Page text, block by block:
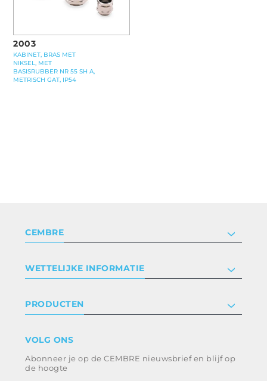
2003
KABINET, BRAS MET
NIKSEL, MET
BASISRUBBER NR 55 SH A,
METRISCH GAT, IP54
CEMBRE
Certificeringen
Werken bij ons
WETTELIJKE INFORMATIE
Algemene voorwaarden
Klokkenluiden
Ethische code en anticorruptiebeleid
PRODUCTEN
Energie en nutsvoorzieningen
VOLG ONS
Abonneer je op de CEMBRE nieuwsbrief en blijf op
de hoogte